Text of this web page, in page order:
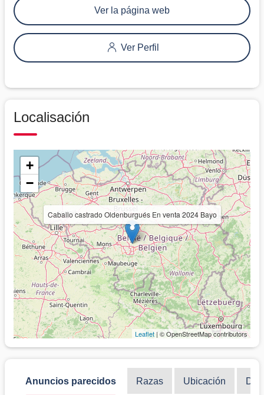
Ver la página web
Ver Perfil
Localisación
Caballo castrado Oldenburgués En venta 2024 Bayo
+
−
Leaflet | © OpenStreetMap contributors
Anuncios parecidos Razas Ubicación